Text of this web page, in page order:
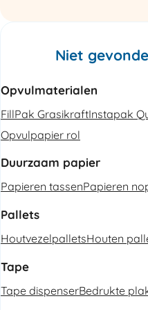
Niet
Opvulmaterialen
FillPak GrasikraftInstapak
Opvulpapier rol
Duurzaam papier
Papieren tassenPapieren
Pallets
HoutvezelpalletsHouten
Tape
Tape dispenserBedrukte